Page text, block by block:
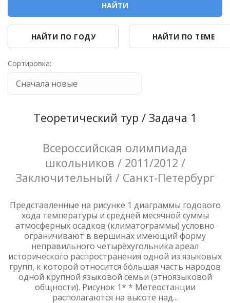
НАЙТИ
НАЙТИ ПО ГОДУ НАЙТИ ПО ТЕМЕ
Сортировка:
Теоретический тур / Задача 1
Всероссийская олимпиада
школьников / 2011/2012 /
Заключительный / Санкт-Петербург
Представленные на рисунке 1 диаграммы годового
хода температуры и средней месячной суммы
атмосферных осадков (климатограммы) условно
ограничивают в вершинах имеющий форму
неправильного четырёхугольника ареал
исторического распространения одной из языковых
групп, к которой относится бóльшая часть народов
одной крупной языковой семьи (этноязыковой
общности). Рисунок 1* * Метеостанции
располагаются на высоте над...